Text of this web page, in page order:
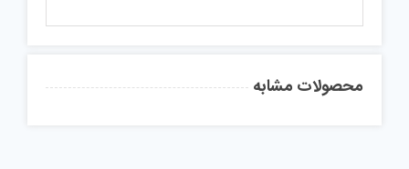
محصولات مشابه